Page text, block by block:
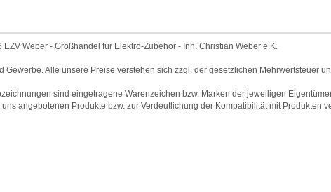
EZV Weber - Großhandel für Elektro-Zubehör - Inh. Christian Weber e.K.
Gewerbe. Alle unsere Preise verstehen sich zzgl. der gesetzlichen Mehrwertsteuer
sind eingetragene Warenzeichen bzw. Marken der jeweiligen
angebotenen Produkte bzw. zur Verdeutlichung der Kompatibilität mit Produkten